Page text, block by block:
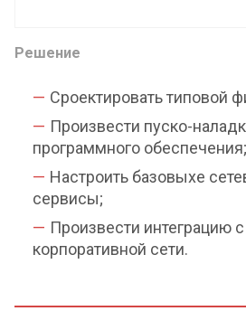
Решение
Сроектировать типовой
Произвести пуско-
программного обеспечения;
Настроить базовыхе
сервисы;
Произвести интеграцию
корпоративной сети.